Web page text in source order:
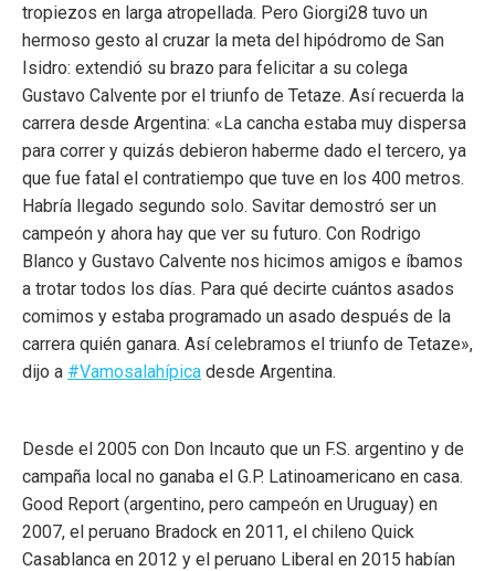
tropiezos en larga atropellada. Pero Giorgi28 tuvo un
hermoso gesto al cruzar la meta del hipódromo de San
Isidro: extendió su brazo para felicitar a su colega
Gustavo Calvente por el triunfo de Tetaze. Así recuerda la
carrera desde Argentina: «La cancha estaba muy dispersa
para correr y quizás debieron haberme dado el tercero, ya
que fue fatal el contratiempo que tuve en los 400 metros.
Habría llegado segundo solo. Savitar demostró ser un
campeón y ahora hay que ver su futuro. Con Rodrigo
Blanco y Gustavo Calvente nos hicimos amigos e íbamos
a trotar todos los días. Para qué decirte cuántos asados
comimos y estaba programado un asado después de la
carrera quién ganara. Así celebramos el triunfo de Tetaze»,
dijo a #Vamosalahípica desde Argentina.
Desde el 2005 con Don Incauto que un F.S. argentino y de
campaña local no ganaba el G.P. Latinoamericano en casa.
Good Report (argentino, pero campeón en Uruguay) en
2007, el peruano Bradock en 2011, el chileno Quick
Casablanca en 2012 y el peruano Liberal en 2015 habían